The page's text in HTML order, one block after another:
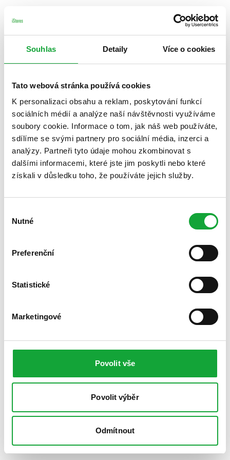
Souhlas Detaily Více o cookies
Tato webová stránka používá cookies
K personalizaci obsahu a reklam, poskytování funkcí
sociálních médií a analýze naší návštěvnosti využíváme
soubory cookie. Informace o tom, jak náš web používáte,
sdílíme se svými partnery pro sociální média, inzerci a
analýzy. Partneři tyto údaje mohou zkombinovat s
dalšími informacemi, které jste jim poskytli nebo které
získali v důsledku toho, že používáte jejich služby.
souhlasu
Nutné
Preferenční
Statistické
Marketingové
Povolit vše
Povolit výběr
Odmítnout